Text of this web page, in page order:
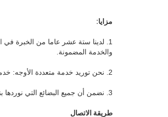
مزايا:
1. لدينا ستة عشر عاما من الخبرة في
والخدمة المضمونة.
2. نحن توريد خدمة متعددة الأوجه: خدمة OEM ، خدمة تصميم العملاء وخدمة تسمية المشتري.
3. نضمن أن جميع البضائع التي نوردها بنوعية جيدة وتخضع لفحص دقيق قبل شحنها.
طريقة الاتصال